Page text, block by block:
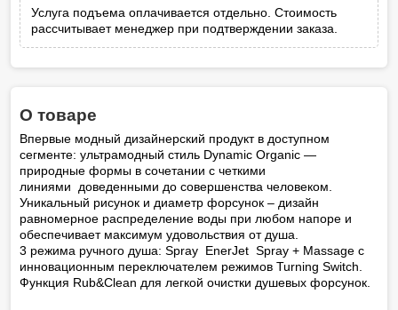
Услуга подъема оплачивается отдельно. Стоимость
рассчитывает менеджер при подтверждении заказа.
О товаре
Впервые модный дизайнерский продукт в доступном
сегменте: ультрамодный стиль Dynamic Organic —
природные формы в сочетании с четкими
линиями доведенными до совершенства человеком.
Уникальный рисунок и диаметр форсунок – дизайн
равномерное распределение воды при любом напоре и
обеспечивает максимум удовольствия от душа.
3 режима ручного душа: Spray EnerJet Spray + Massage с
инновационным переключателем режимов Turning Switch.
Функция Rub&Clean для легкой очистки душевых форсунок.